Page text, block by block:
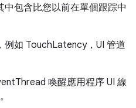
包含比您以前在單個跟踪中
如 TouchLatency，UI 管道
喚醒應用程序 UI 線